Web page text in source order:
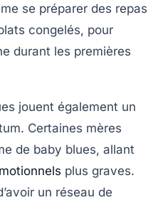
se préparer des repas
congelés, pour
durant les premières
jouent également un
Certaines mères
de baby blues, allant
plus graves.
un réseau de